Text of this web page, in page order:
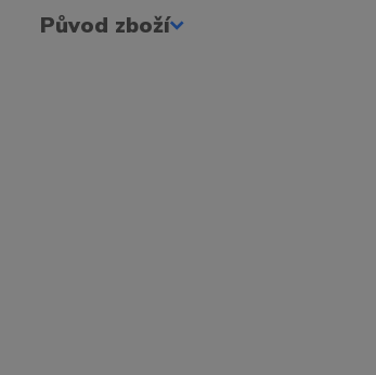
Původ zboží